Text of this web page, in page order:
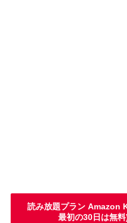
読み放題プラン Amazon
最初の30日は無